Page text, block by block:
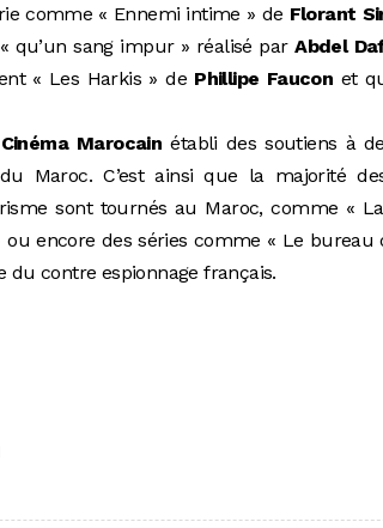
comme « Ennemi intime » de Florant
qu’un sang impur » réalisé parAbdel
« Les Harkis » de Phillipe Faucon et
Marocain établi des soutiens à
Maroc. C’est ainsi que la majorité
sont tournés au Maroc, comme «
ou encore des séries comme « Le bureau
du contre espionnage français.